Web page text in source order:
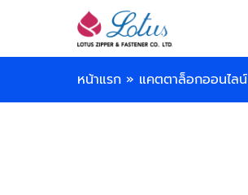
หน้าแรก » แคตตาล็อกออนไลน์